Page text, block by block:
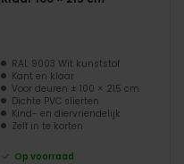
RAL 9003 Wit kunststof
Kant en klaar
Voor deuren ± 100 × 215 cm
Dichte PVC slierten
Kind- en diervriendelijk
Zelf in te korten
Op voorraad